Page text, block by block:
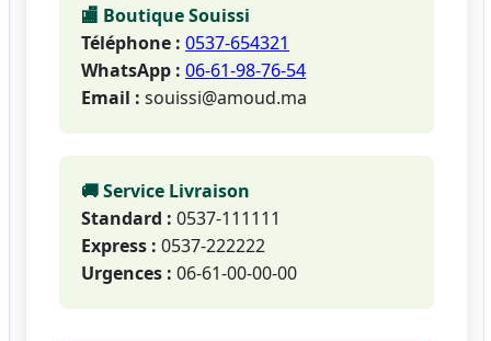
🏬 Boutique Souissi
Téléphone : 0537-654321
WhatsApp : 06-61-98-76-54
Email : souissi@amoud.ma
🚚 Service Livraison
Standard : 0537-111111
Express : 0537-222222
Urgences : 06-61-00-00-00